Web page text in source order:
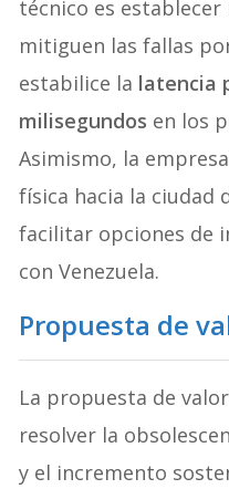
técnico es
mitiguen las fallas
estabilice la latencia
milisegundos en los
Asimismo, la
física hacia la ciudad
facilitar opciones de
con Venezuela.
Propuesta de
La propuesta de
resolver la
y el incremento